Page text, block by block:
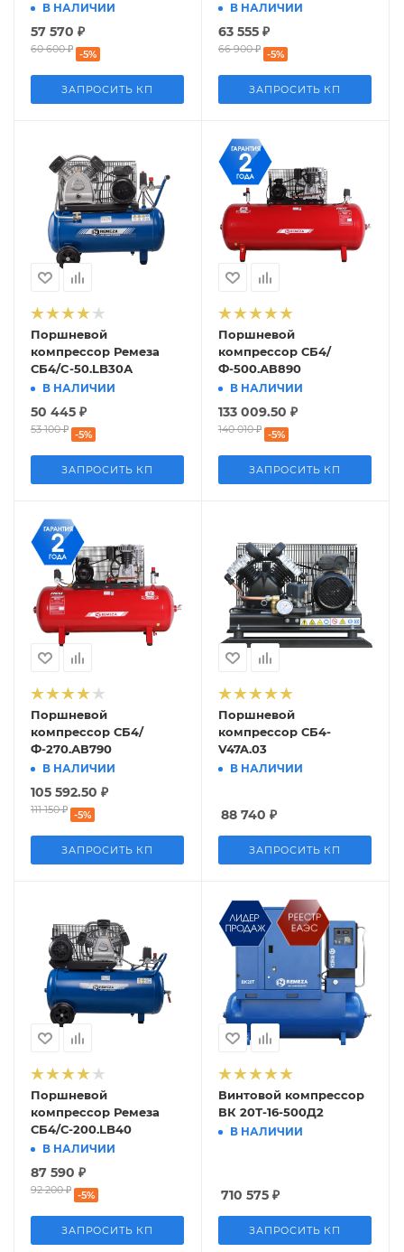
В НАЛИЧИИ
57 570 ₽
60 600₽ -5%
ЗАПРОСИТЬ КП
В НАЛИЧИИ
63 555 ₽
66 900₽ -5%
ЗАПРОСИТЬ КП
Поршневой
компрессор Ремеза
СБ4/C-50.LB30А
В НАЛИЧИИ
50 445 ₽
53 100₽ -5%
ЗАПРОСИТЬ КП
Поршневой
компрессор СБ4/
Ф-500.АВ890
В НАЛИЧИИ
133 009.50 ₽
140 010₽ -5%
ЗАПРОСИТЬ КП
Поршневой
компрессор СБ4/
Ф-270.АВ790
В НАЛИЧИИ
105 592.50 ₽
111 150₽ -5%
ЗАПРОСИТЬ КП
Поршневой
компрессор СБ4-
V47A.03
В НАЛИЧИИ
88 740 ₽
ЗАПРОСИТЬ КП
Поршневой
компрессор Ремеза
СБ4/С-200.LB40
В НАЛИЧИИ
87 590 ₽
92 200₽ -5%
ЗАПРОСИТЬ КП
Винтовой компрессор
ВК 20Т-16-500Д2
В НАЛИЧИИ
710 575 ₽
ЗАПРОСИТЬ КП